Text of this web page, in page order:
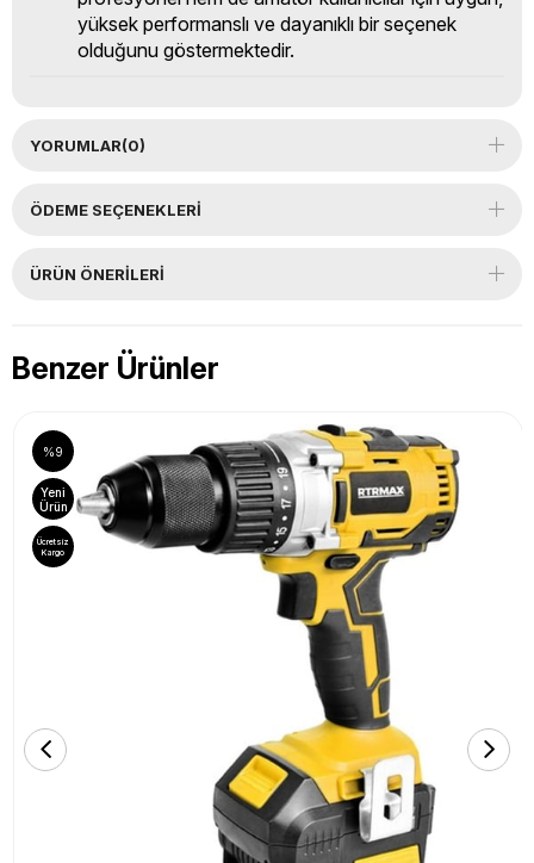
yüksek performanslı ve dayanıklı bir seçenek
olduğunu göstermektedir.
YORUMLAR(0)
ÖDEME SEÇENEKLERI
ÜRÜN ÖNERILERI
Benzer Ürünler
%9
Yeni
Ürün
Ücretsiz
Kargo